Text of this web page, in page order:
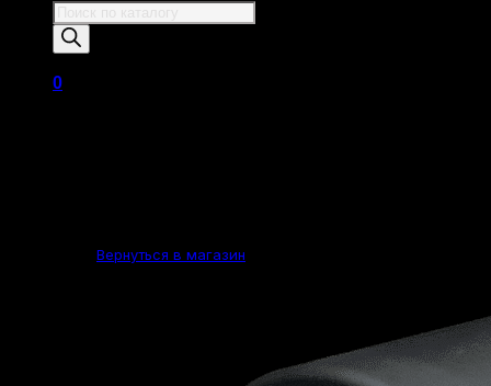
Поиск
товаров
0
Вернуться в магазин